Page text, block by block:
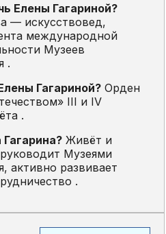
Елены Гагариной?
— искусствовед,
международной
Музеев
.
Гагариной? Орден
III и IV
.
Живёт и
Музеями
активно развивает
.